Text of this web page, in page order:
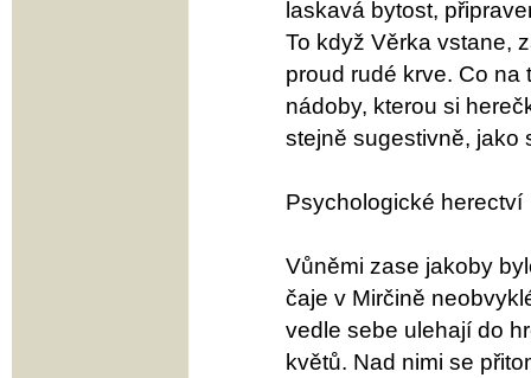
laskavá bytost,
To když Věrka vstane,
proud rudé krve. Co
nádoby, kterou si
stejně sugestivně, jako
Psychologické herectví
Vůněmi zase jakoby
čaje v Mirčině
vedle sebe ulehají do
květů. Nad nimi se